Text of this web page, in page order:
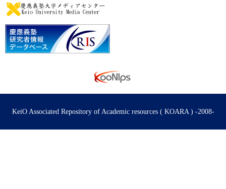
KeiO Associated Repository of Academic resources ( KOARA ) -2008-